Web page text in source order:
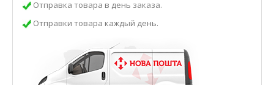
Отправка товара в день заказа.
Отправки товара каждый день.